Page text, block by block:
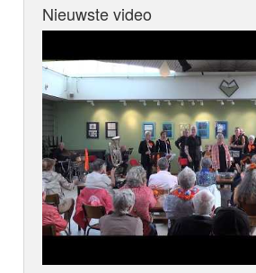
Nieuwste video